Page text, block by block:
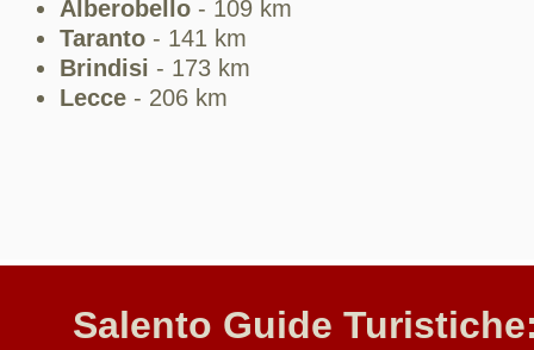
Alberobello - 109 km
Taranto - 141 km
Brindisi - 173 km
Lecce - 206 km
Salento Guide